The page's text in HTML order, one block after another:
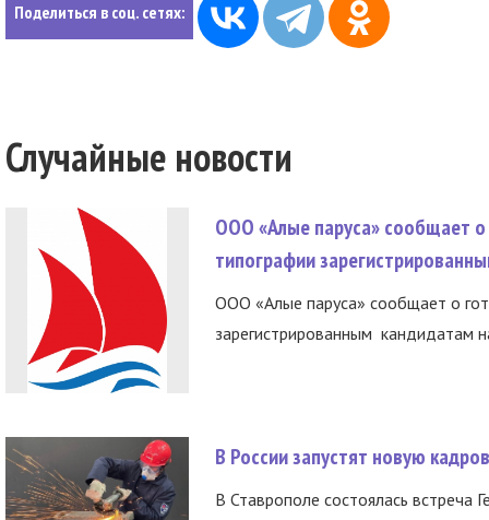
Поделиться в соц. сетях:
Случайные новости
ООО «Алые паруса» сообщает о
типографии
ООО «Алые паруса» сообщает о
зарегистрированным кандидатам
В России запустят новую
В Ставрополе состоялась встреча